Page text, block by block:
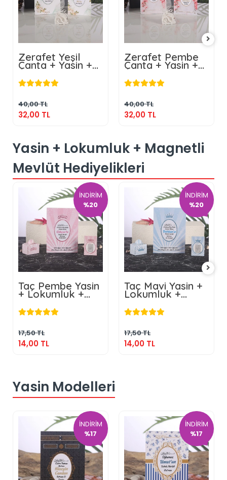
Zerafet Yeşil
Çanta + Yasin +
Kese Tesbih
40,00 TL
32,00 TL
32,00 TL
Zerafet Pembe
Çanta + Yasin +
Kese Tesbih
40,00 TL
32,00 TL
32,00 TL
Yasin + Lokumluk + Magnetli
Mevlüt Hediyelikleri
İNDİRİM
%20
Taç Pembe Yasin
+ Lokumluk +
Magnet
17,50 TL
14,00 TL
14,00 TL
İNDİRİM
%20
Taç Mavi Yasin +
Lokumluk +
Magnet
17,50 TL
14,00 TL
14,00 TL
Yasin Modelleri
İNDİRİM
%17
İNDİRİM
%17